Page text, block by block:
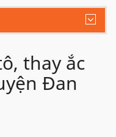
thay ắc
Đan